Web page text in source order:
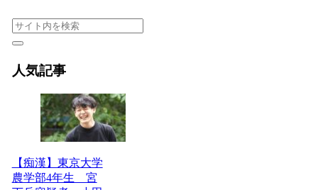
人気記事
【痴漢】東京大学
農学部4年生 宮